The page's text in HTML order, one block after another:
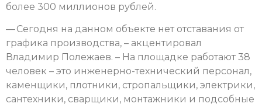
более 300 миллионов рублей.
— Сегодня на данном объекте нет отставания от
графика производства, – акцентировал
Владимир Полежаев. – На площадке работают 38
человек – это инженерно-технический персонал,
каменщики, плотники, стропальщики, электрики,
сантехники, сварщики, монтажники и подсобные